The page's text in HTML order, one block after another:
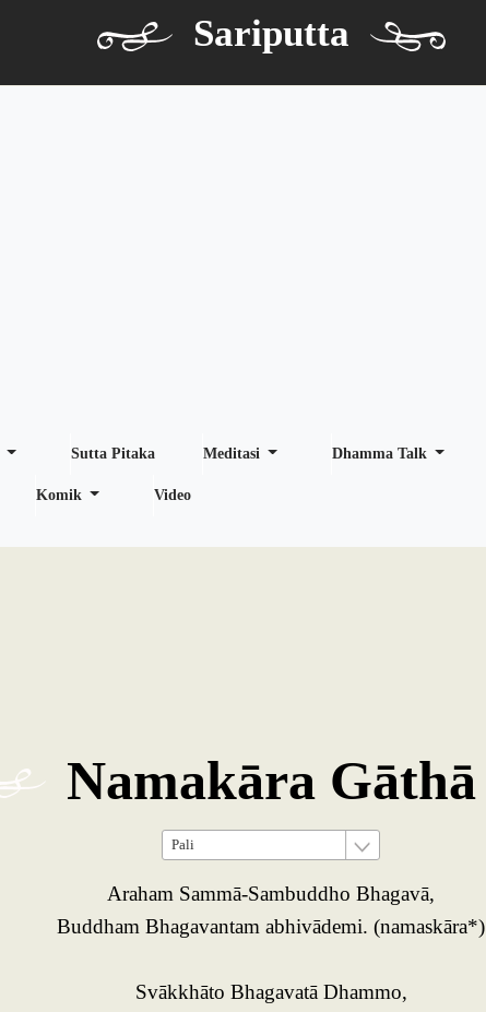
Sariputta
Sutta Pitaka Meditasi Dhamma Talk
Komik Video
Namakāra Gāthā
Araham Sammā-Sambuddho Bhagavā,
Buddham Bhagavantam abhivādemi. (namaskāra*)
Svākkhāto Bhagavatā Dhammo,